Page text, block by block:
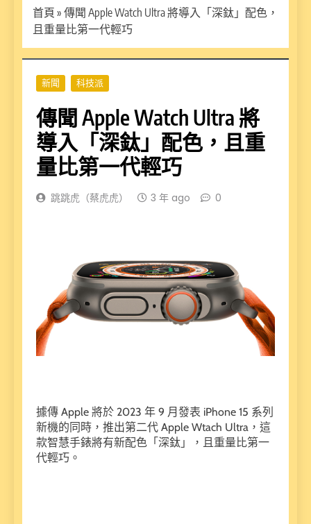
首頁 » 傳聞 Apple Watch Ultra 將導入「深鈦」配色，
且重量比第一代輕巧
新聞 科技派
傳聞 Apple Watch Ultra 將
導入「深鈦」配色，且重
量比第一代輕巧
跳跳虎（蔡虎虎） 3 年 ago 0
據傳 Apple 將於 2023 年 9 月發表 iPhone 15 系列
新機的同時，推出第二代 Apple Wtach Ultra，這
款智慧手錶將有新配色「深鈦」，且重量比第一
代輕巧。